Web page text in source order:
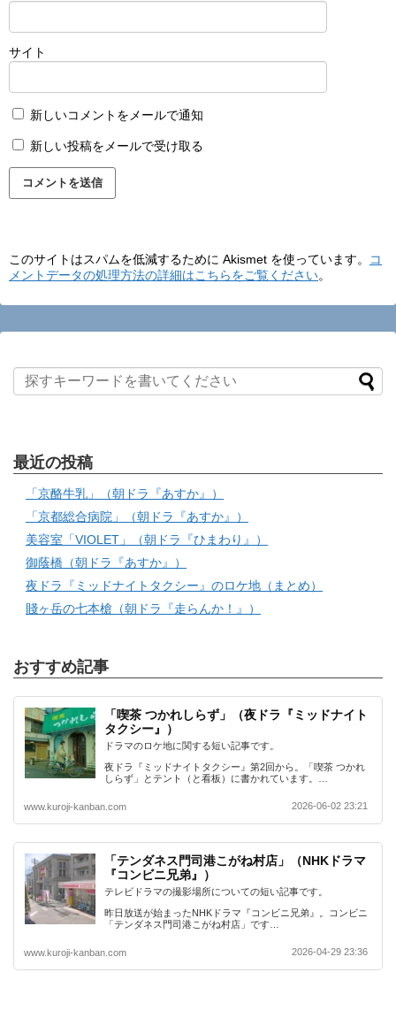
サイト
新しいコメントをメールで通知
新しい投稿をメールで受け取る
このサイトはスパムを低減するために Akismet を使っています。
コ
メントデータの処理方法の詳細はこちらをご覧ください。
最近の投稿
「京酪牛乳」（朝ドラ『あすか』）
「京都総合病院」（朝ドラ『あすか』）
美容室「VIOLET」（朝ドラ『ひまわり』）
御蔭橋（朝ドラ『あすか』）
夜ドラ『ミッドナイトタクシー』のロケ地（まとめ）
賤ヶ岳の七本槍（朝ドラ『走らんか！』）
おすすめ記事
「喫茶 つかれしらず」（夜ドラ『ミッドナイト
タクシー』）
ドラマのロケ地に関する短い記事です。
夜ドラ『ミッドナイトタクシー』第2回から。「喫茶 つかれ
しらず」とテント（と看板）に書かれています。…
www.kuroji-kanban.com 2026-06-02 23:21
「テンダネス門司港こがね村店」（NHKドラマ
『コンビニ兄弟』）
テレビドラマの撮影場所についての短い記事です。
昨日放送が始まったNHKドラマ『コンビニ兄弟』。コンビニ
「テンダネス門司港こがね村店」です…
www.kuroji-kanban.com 2026-04-29 23:36